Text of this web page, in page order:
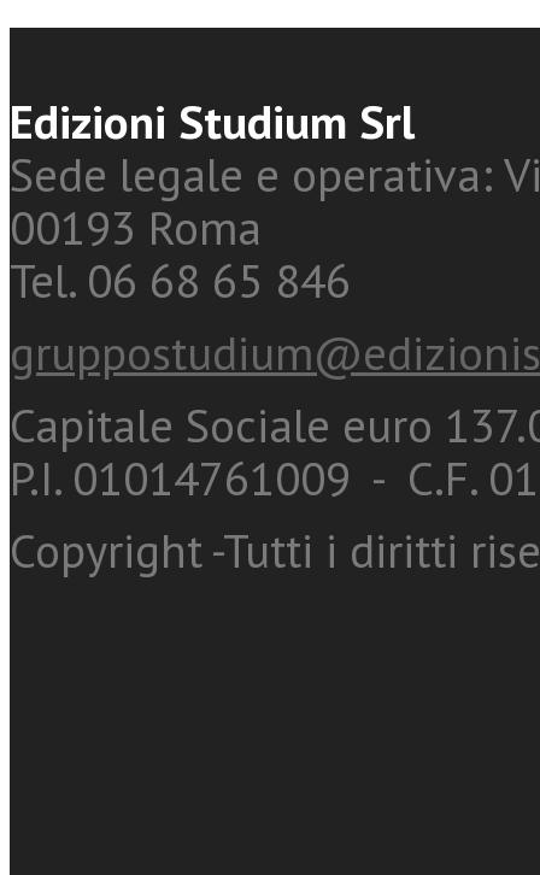
Edizioni Studium Srl
Sede legale e operativa:
00193 Roma
Tel. 06 68 65 846
Capitale Sociale euro
P.I. 01014761009 - C.F.
Copyright -Tutti i diritti